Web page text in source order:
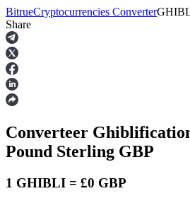
Termijncontracten
BitrueCryptocurrencies Converter
Share
Converteer
Pound Sterling GBP
1 GHIBLI = £0 GBP